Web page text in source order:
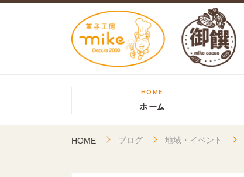
HOME
ホーム
HOME ブログ 地域・イベント